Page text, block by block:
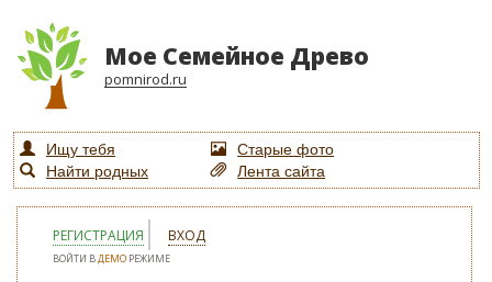
Мое Семейное Древо
pomnirod.ru
Ищу тебя
Старые фото
Найти родных
Лента сайта
РЕГИСТРАЦИЯ ВХОД
ВОЙТИ ВДЕМО РЕЖИМЕ